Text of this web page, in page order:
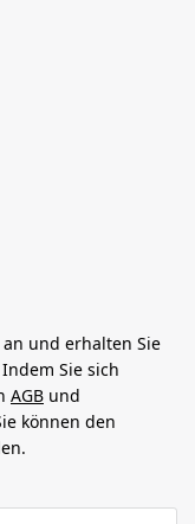
und erhalten Sie
Sie sich
AGB und
können den